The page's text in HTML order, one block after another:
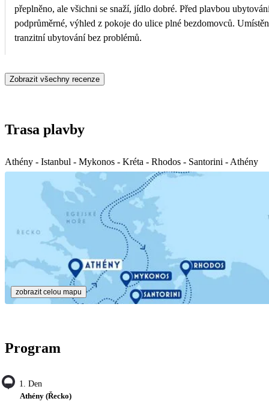
přeplněno, ale všichni se snaží, jídlo dobré. Před plavbou
podprůměrné, výhled z pokoje do ulice plné bezdomovců.
tranzitní ubytování bez problémů.
Zobrazit všechny recenze
Trasa plavby
Athény - Istanbul - Mykonos - Kréta - Rhodos - Santorini - Athény
zobrazit celou mapu
Program
1. Den
Athény (Řecko)